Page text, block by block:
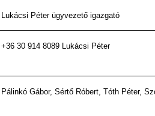
Lukácsi Péter ügyvezető igazgató
+36 30 914 8089 Lukácsi Péter
Pálinkó Gábor, Sértő Róbert, Tóth Péter,